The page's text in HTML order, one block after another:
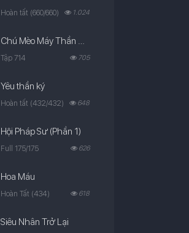
Hoàn tất (660/660) 1.024
Chú Mèo Máy Thần Kỳ Doraemon
Tập 714 705
Yêu thần ký
Hoàn tất (432/432) 648
Hội Pháp Sư (Phần 1)
Full 175/175 626
Hoa Máu
Hoàn Tất (434) 618
Siêu Nhân Trở Lại